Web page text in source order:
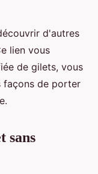
d'autres
lien vous
de gilets, vous
façons de porter
sans